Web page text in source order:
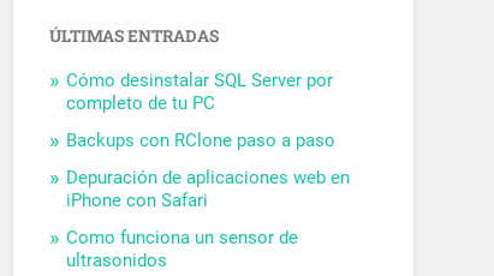
ÚLTIMAS ENTRADAS
Cómo desinstalar SQL Server por
completo de tu PC
Backups con RClone paso a paso
Depuración de aplicaciones web en
iPhone con Safari
Como funciona un sensor de
ultrasonidos